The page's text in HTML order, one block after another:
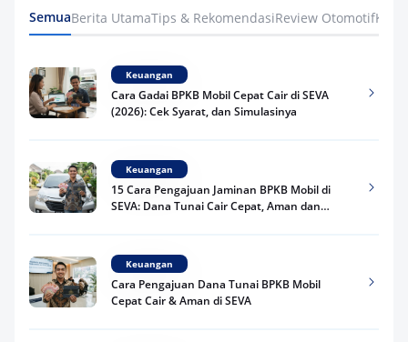
SemuaBerita UtamaTips & RekomendasiReview Otomotif
Keuangan
Cara Gadai BPKB Mobil Cepat Cair di SEVA
(2026): Cek Syarat, dan Simulasinya
Keuangan
15 Cara Pengajuan Jaminan BPKB Mobil di
SEVA: Dana Tunai Cair Cepat, Aman dan
Keuangan
Cara Pengajuan Dana Tunai BPKB Mobil
Cepat Cair & Aman di SEVA